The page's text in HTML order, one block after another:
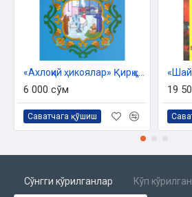
6 000 сўм
Саватчага қўшиш
19
Сўнгги кўрилганлар Кўп